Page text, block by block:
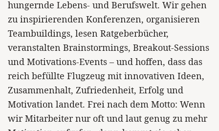
hungernde Lebens- und Berufswelt. Wir gehen
zu inspirierenden Konferenzen, organisieren
Teambuildings, lesen Ratgeberbücher,
veranstalten Brainstormings, Breakout-Sessions
und Motivations-Events – und hoffen, dass das
reich befüllte Flugzeug mit innovativen Ideen,
Zusammenhalt, Zufriedenheit, Erfolg und
Motivation landet. Frei nach dem Motto: Wenn
wir Mitarbeiter nur oft und laut genug zu mehr